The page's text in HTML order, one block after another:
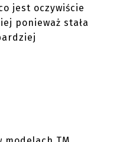
jest oczywiście
ponieważ stała